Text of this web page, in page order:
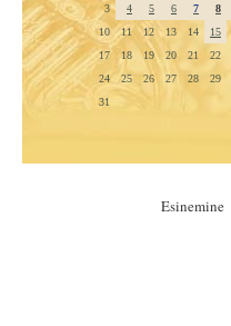
3
4 5 6 7 8
10
11 12 13 14 15
17
18 19 20 21 22
24
25 26 27 28 29
31
Esinemine